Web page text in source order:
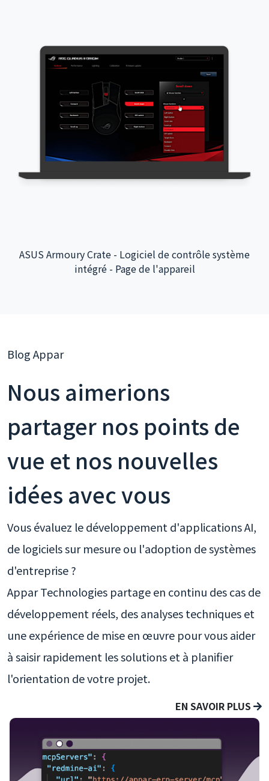
ASUS Armoury Crate - Logiciel de contrôle système
intégré - Page de l'appareil
Blog Appar
Nous aimerions
partager nos points de
vue et nos nouvelles
idées avec vous
Vous évaluez le développement d'applications AI,
de logiciels sur mesure ou l'adoption de systèmes
d'entreprise ?
Appar Technologies partage en continu des cas de
développement réels, des analyses techniques et
une expérience de mise en œuvre pour vous aider
à saisir rapidement les solutions et à planifier
l'orientation de votre projet.
EN SAVOIR PLUS